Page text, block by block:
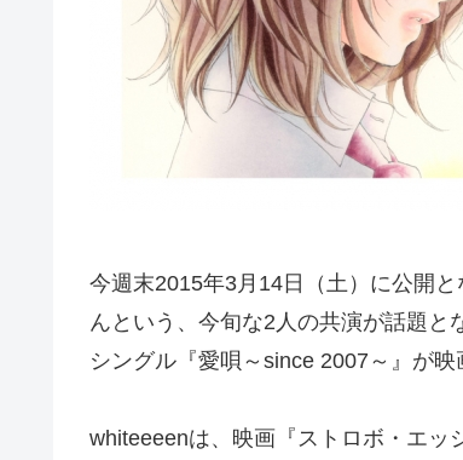
今週末2015年3月14日（土）に公開
んという、今旬な2人の共演が話題
シングル『愛唄～since 2007～』が映
whiteeeenは、映画『ストロボ・エッ